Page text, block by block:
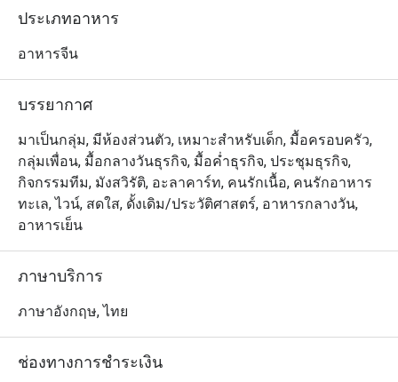
ใจ หากใครที่อยากจะมาลองทานอาหารที่นี่ละก็เดินทางมา
รถไฟฟ้านานา ถนนสุขุมวิท (ส่วนลดสำหรับค่าอาหาร
水仙楼，位于曼谷龙马大酒店十楼的中餐厅，曼谷僅有独
特的纯中式古典装修广东菜餐厅。大门入口处，红砖绿
瓦，近三米高的和田青玉塔配以墙的上栩栩如生的红漆金
龙和以水仙楼为题的对联墨宝，古雅悠然。大厅中的福绿
寿三星喜迎各位贵客光临水仙楼中餐厅。八间典
雅装修的贵宾用餐厅房配以中式园林设计，亭台楼角，古
旧的菜式，將中国古代的特色展览无遗。水仙楼独有的松
茸虫草花炖鱼翅汤，三葱極品酱左鲈鱼煲，樱花虾酱炒鹅
肝带子，上汤湄南虾竹昇面，风味缽缽鸡，养生山珍野菌
ประเภทอาหาร
อาหารจีน
บรรยากาศ
มาเป็นกลุ่ม, มีห้องส่วนตัว, เหมาะสำหรับเด็ก, มื้อครอบครัว,
กลุ่มเพื่อน, มื้อกลางวันธุรกิจ, มื้อค่ำธุรกิจ, ประชุมธุรกิจ,
กิจกรรมทีม, มังสวิรัติ, อะลาคาร์ท, คนรักเนื้อ, คนรักอาหาร
ทะเล, ไวน์, สดใส, ดั้งเดิม/ประวัติศาสตร์, อาหารกลางวัน,
อาหารเย็น
ภาษาบริการ
ภาษาอังกฤษ, ไทย
ช่องทางการชำระเงิน